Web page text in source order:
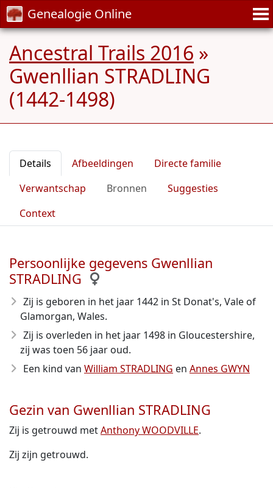
Genealogie Online
Ancestral Trails 2016 »
Gwenllian STRADLING
(1442-1498)
Details Afbeeldingen
Directe familie
Verwantschap
Bronnen
Suggesties
Context
Persoonlijke gegevens Gwenllian
STRADLING
Zij is geboren in het jaar 1442 in St Donat's, Vale of
Glamorgan, Wales.
Zij is overleden in het jaar 1498 in Gloucestershire,
zij was toen 56 jaar oud.
Een kind van William STRADLING en Annes GWYN
Gezin van Gwenllian STRADLING
Zij is getrouwd metAnthony WOODVILLE.
Zij zijn getrouwd.